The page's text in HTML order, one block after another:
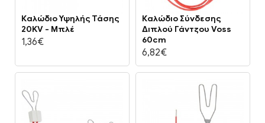
Καλώδιο Υψηλής Τάσης
20KV - Μπλέ
1,36€
Καλώδιο Σύνδεσης
Διπλού Γάντζου Voss
60cm
6,82€